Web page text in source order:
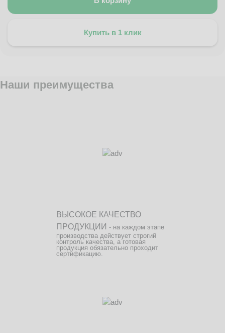
Купить в 1 клик
Наши преимущества
ВЫСОКОЕ КАЧЕСТВО
ПРОДУКЦИИ - на каждом этапе
производства действует строгий
контроль качества, а готовая
продукция обязательно проходит
сертификацию.